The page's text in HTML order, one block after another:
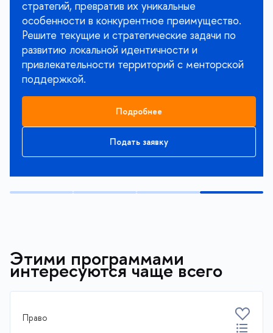
стратегий, превратив их уникальные
особенности в конкурентное преимущество.
Решите текущие и стратегические задачи по
развитию локальной идентичности и
привлекательности территорий с менторской
поддержкой.
Подробнее
Подать заявку
Этими программами
интересуются чаще всего
Право